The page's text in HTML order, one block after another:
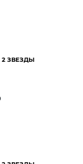
2 ЗВЕЗДЫ